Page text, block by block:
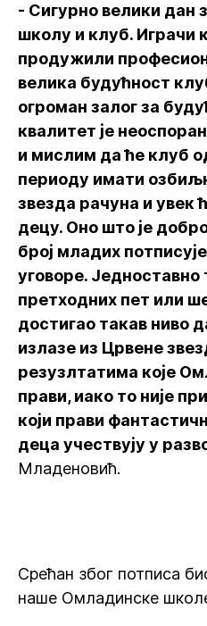
- Сигурно велики дан
школу и клуб. Играчи
продужили
велика будућност
огроман залог за
квалитет је
и мислим да ће клуб
периоду имати
звезда рачуна и увек
децу. Оно што је
број младих
уговоре. Једноставно
претходних пет или
достигао такав ниво
излазе из Црвене
резузлтатима које
прави, иако то није
који прави
деца учествују у
Младеновић.
Срећан због потписа
наше Омладинске